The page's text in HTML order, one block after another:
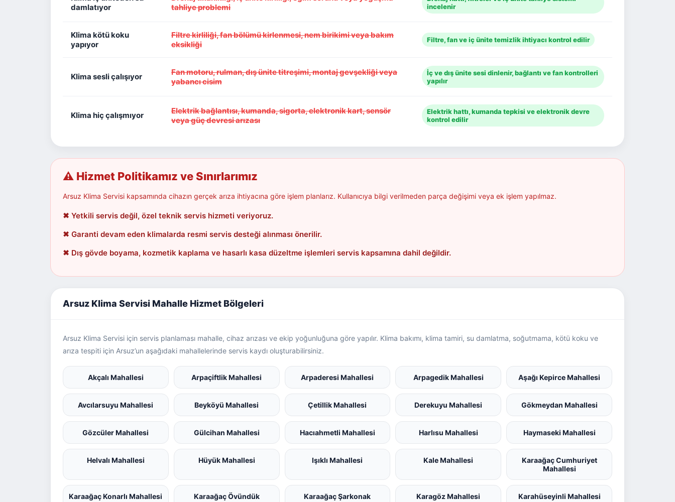
damlatıyor
tahliye problemi
incelenir
Klima kötü koku
yapıyor
Filtre kirliliği, fan bölümü kirlenmesi, nem birikimi veya bakım
eksikliği
Filtre, fan ve iç ünite temizlik ihtiyacı kontrol edilir
Klima sesli çalışıyor
Fan motoru, rulman, dış ünite titreşimi, montaj gevşekliği veya
yabancı cisim
İç ve dış ünite sesi dinlenir, bağlantı ve fan kontrolleri
yapılır
Klima hiç çalışmıyor
Elektrik bağlantısı, kumanda, sigorta, elektronik kart, sensör
veya güç devresi arızası
Elektrik hattı, kumanda tepkisi ve elektronik devre
kontrol edilir
⚠ Hizmet Politikamız ve Sınırlarımız
Arsuz Klima Servisi kapsamında cihazın gerçek arıza ihtiyacına göre işlem planlarız. Kullanıcıya bilgi verilmeden parça değişimi veya ek işlem yapılmaz.
✖ Yetkili servis değil, özel teknik servis hizmeti veriyoruz.
✖ Garanti devam eden klimalarda resmi servis desteği alınması önerilir.
✖ Dış gövde boyama, kozmetik kaplama ve hasarlı kasa düzeltme işlemleri servis kapsamına dahil değildir.
Arsuz Klima Servisi Mahalle Hizmet Bölgeleri
Arsuz Klima Servisi için servis planlaması mahalle, cihaz arızası ve ekip yoğunluğuna göre yapılır. Klima bakımı, klima tamiri, su damlatma, soğutmama, kötü koku ve
arıza tespiti için Arsuz’un aşağıdaki mahallelerinde servis kaydı oluşturabilirsiniz.
Akçalı Mahallesi Arpaçiftlik Mahallesi Arpaderesi Mahallesi Arpagedik Mahallesi Aşağı Kepirce Mahallesi
Avcılarsuyu Mahallesi Beyköyü Mahallesi Çetillik Mahallesi Derekuyu Mahallesi Gökmeydan Mahallesi
Gözcüler Mahallesi Gülcihan Mahallesi Hacıahmetli Mahallesi Harlısu Mahallesi Haymaseki Mahallesi
Helvalı Mahallesi Hüyük Mahallesi Işıklı Mahallesi Kale Mahallesi
Karaağaç Cumhuriyet
Mahallesi
Karaağaç Konarlı Mahallesi
Karaağaç Övündük
Karaağaç Şarkonak
Karagöz Mahallesi Karahüseyinli Mahallesi